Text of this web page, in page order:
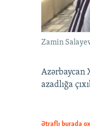
Zamin
Azərbaycan
azadlığa
Ətraflı burada